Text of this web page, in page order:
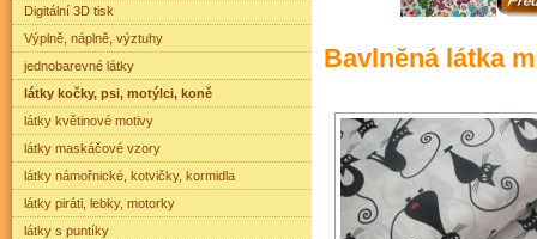
Bavlněná látka
Digitální 3D tisk
Výplně, náplně, výztuhy
jednobarevné látky
látky kočky, psi, motýlci, koně
látky květinové motivy
látky maskáčové vzory
látky námořnické, kotvičky, kormidla
látky piráti, lebky, motorky
látky s puntíky